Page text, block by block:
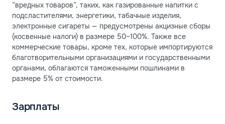
“вредных товаров”, таких, как газированные напитки с
подсластителями, энергетики, табачные изделия,
электронные сигареты — предусмотрены акцизные сборы
(косвенные налоги) в размере 50–100%. Также все
коммерческие товары, кроме тех, которые импортируются
благотворительными организациями и государственными
органами, облагаются таможенными пошлинами в
размере 5% от стоимости.
Зарплаты